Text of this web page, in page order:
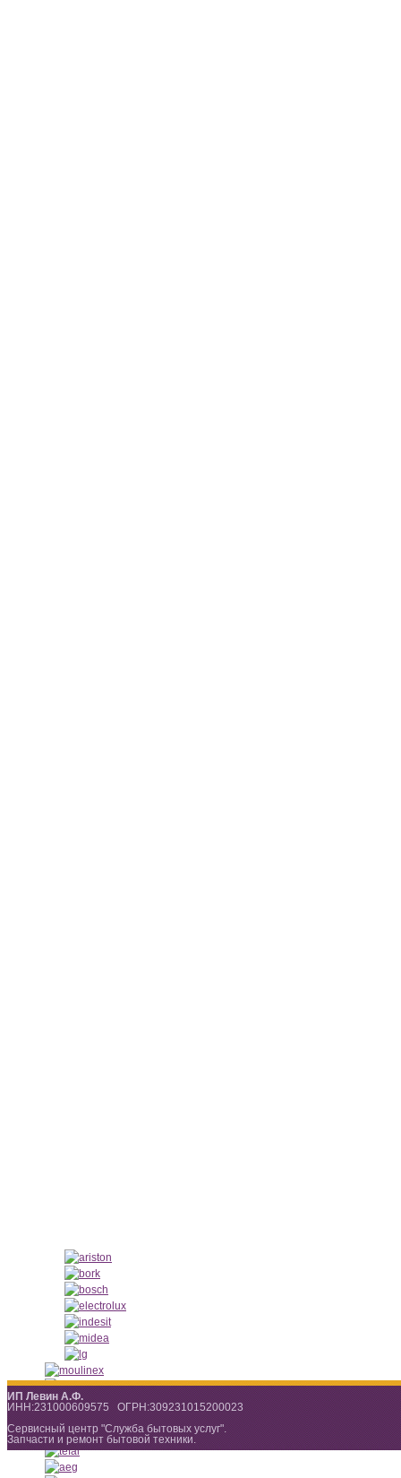
ИП Левин А.Ф.
ИНН:231000609575 ОГРН:309231015200023
Сервисный центр "Служба бытовых услуг".
Запчасти и ремонт бытовой техники.